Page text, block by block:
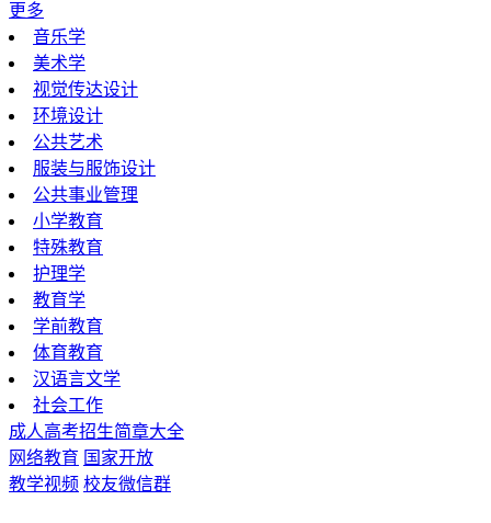
更多
音乐学
美术学
视觉传达设计
环境设计
公共艺术
服装与服饰设计
公共事业管理
小学教育
特殊教育
护理学
教育学
学前教育
体育教育
汉语言文学
社会工作
成人高考招生简章大全
网络教育 国家开放
教学视频 校友微信群